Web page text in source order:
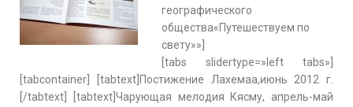
географического
общества«Путешествуем по
свету»»]
[tabs slidertype=»left tabs»]
[tabcontainer] [tabtext]Постижение Лахемаа,июнь 2012 г.
[/tabtext] [tabtext]Чарующая мелодия Кясму, апрель-май